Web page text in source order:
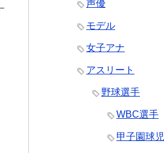
声優
モデル
女子アナ
アスリート
野球選手
WBC選手
甲子園球児